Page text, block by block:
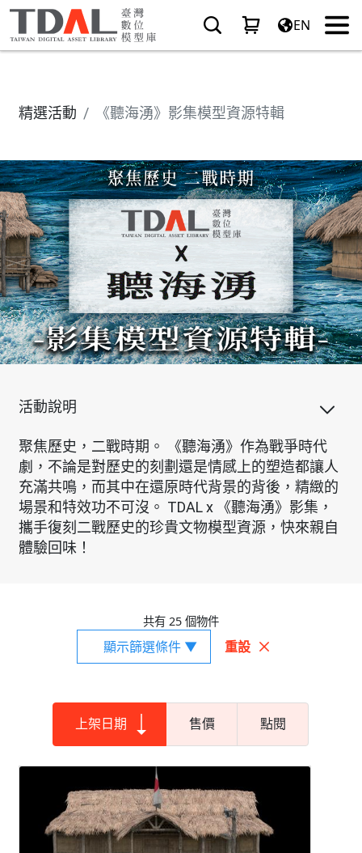
EN
精選活動 《聽海湧》影集模型資源特輯
活動說明
聚焦歷史，二戰時期。 《聽海湧》作為戰爭時代
劇，不論是對歷史的刻劃還是情感上的塑造都讓人
充滿共鳴，而其中在還原時代背景的背後，精緻的
場景和特效功不可沒。 TDAL x 《聽海湧》影集，
攜手復刻二戰歷史的珍貴文物模型資源，快來親自
體驗回味！
共有 25 個物件
顯示篩選條件 ▼ 重設
上架日期 售價 點閱